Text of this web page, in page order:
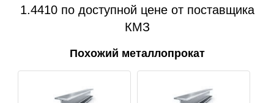
1.4410 по доступной цене от поставщика
КМЗ
Похожий металлопрокат